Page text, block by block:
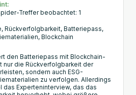
Treffer beobachtet: 1
Rückverfolgbarkeit, Batteriepass,
Blockchain
den Batteriepass mit Blockchain-
nur die Rückverfolgbarkeit der
sondern auch ESG-
zu verfolgen. Allerdings
das Experteninterview, das das